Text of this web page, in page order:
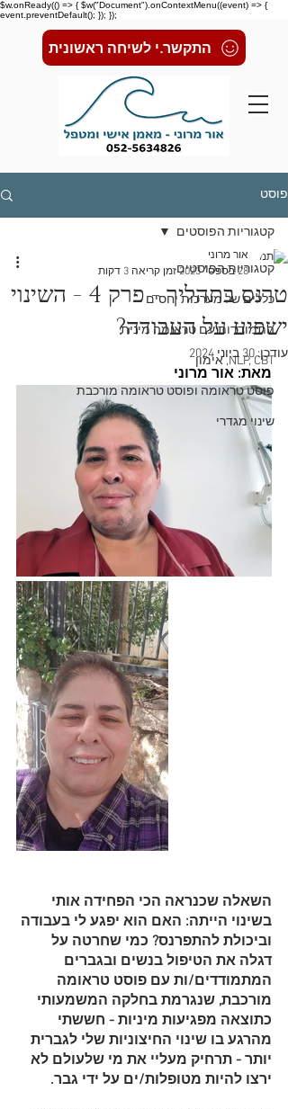
$w.onReady(() => { $w("Document").onContextMenu((event) => {
event.preventDefault(); }); });
התקשר.י לשיחה ראשונית
פוסט
קטגוריות הפוסטים
כללים של מערכות יחסים
התמודדות עם טראומה מינית
NLP, CBT, אימון
פוסט טראומה ופוסט טראומה מורכבת
שינוי מגדרי
קטגוריות הפוסטים
טרנס בתהליך - פרק 4 - השינוי
ישפיע על העבודה?
אור מרוני
28 בספט׳ 2023
זמן קריאה 3 דקות
עודכן:30 ביוני 2024
מאת: אור מרוני
השאלה שכנראה הכי הפחידה אותי
בשינוי הייתה: האם הוא יפגע לי בעבודה
וביכולת להתפרנס? כמי שחרטה על
דגלה את הטיפול בנשים ובגברים
המתמודדים/ות עם פוסט טראומה
מורכבת, שנגרמת בחלקה המשמעותי
כתוצאה מפגיעות מיניות - חששתי
מהרגע בו שינוי החיצוניות שלי לגברית
יותר - תרחיק מעליי את מי שלעולם לא
ירצו להיות מטופלות/ים על ידי גבר.